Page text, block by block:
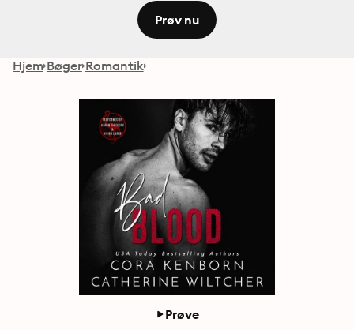
Prøv nu
Hjem Bøger Romantik
Prøve